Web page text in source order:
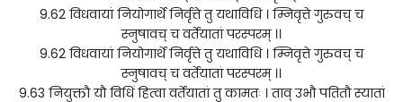
9.62 विधवायां नियोगार्थे निर्वृत्ते तु यथाविधि । म्निवृत्ते गुरुवच् च
स्नुषावच् च वर्तेयातां परस्परम् ।।
9.62 विधवायां नियोगार्थे निर्वृत्ते तु यथाविधि । म्निवृत्ते गुरुवच् च
स्नुषावच् च वर्तेयातां परस्परम् ।।
9.63 नियुक्तौ यौ विधिं हित्वा वर्तेयातां तु कामतः । ताव् उभौ पतितौ स्यातां